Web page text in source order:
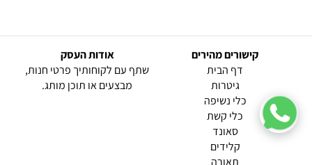
קישורים מהירים
דף הבית
גיטרות
כלי נשיפה
כלי קשת
סאונד
קלידים
תאורה
אודות העסק
שתף עם לקוחותיך פרטי חנות,
מבצעים או תוכן מותג.